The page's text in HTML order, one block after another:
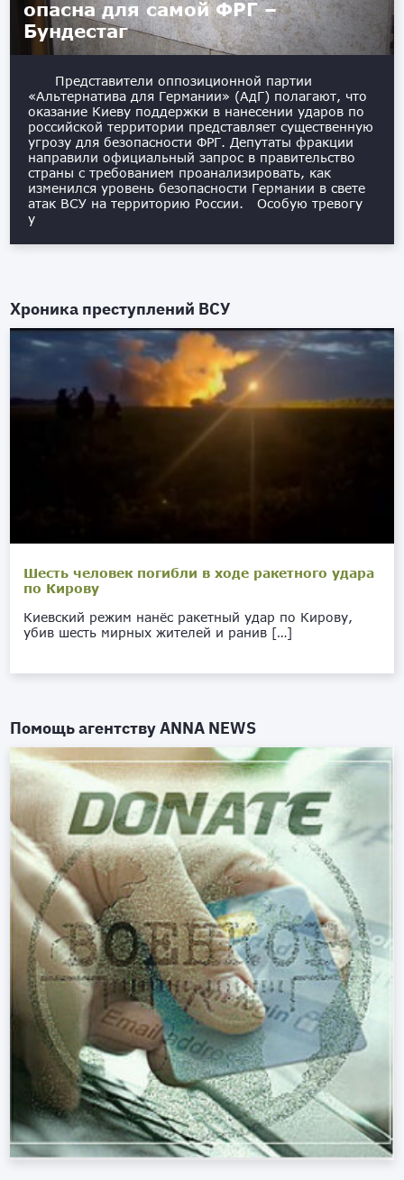
опасна для самой ФРГ –
Бундестаг
Представители оппозиционной партии
«Альтернатива для Германии» (АдГ) полагают, что
оказание Киеву поддержки в нанесении ударов по
российской территории представляет существенную
угрозу для безопасности ФРГ. Депутаты фракции
направили официальный запрос в правительство
страны с требованием проанализировать, как
изменился уровень безопасности Германии в свете
атак ВСУ на территорию России. Особую тревогу
у
Хроника преступлений ВСУ
Шесть человек погибли в ходе ракетного удара
по Кирову
Киевский режим нанёс ракетный удар по Кирову,
убив шесть мирных жителей и ранив […]
Помощь агентствуANNA NEWS